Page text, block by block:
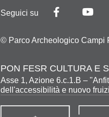
Seguici su
© Parco Archeologico Campi
PON FESR CULTURA E
Asse 1, Azione 6.c.1.B –
dell'accessibilità e nuovo